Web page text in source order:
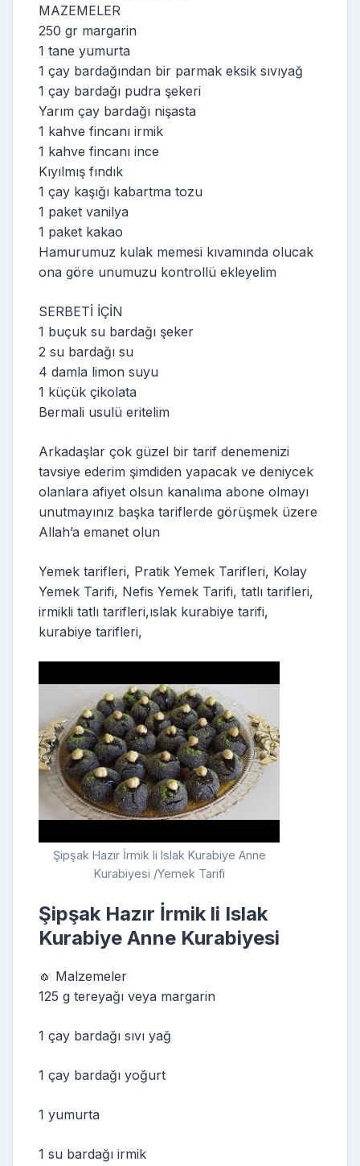
MAZEMELER
250 gr margarin
1 tane yumurta
1 çay bardağından bir parmak eksik sıvıyağ
1 çay bardağı pudra şekeri
Yarım çay bardağı nişasta
1 kahve fincanı irmik
1 kahve fincanı ince
Kıyılmış fındık
1 çay kaşığı kabartma tozu
1 paket vanilya
1 paket kakao
Hamurumuz kulak memesi kıvamında olucak
ona göre unumuzu kontrollü ekleyelim
SERBETİ İÇİN
1 buçuk su bardağı şeker
2 su bardağı su
4 damla limon suyu
1 küçük çikolata
Bermali usulü eritelim
Arkadaşlar çok güzel bir tarif denemenizi
tavsiye ederim şimdiden yapacak ve deniycek
olanlara afiyet olsun kanalıma abone olmayı
unutmayınız başka tariflerde görüşmek üzere
Allah’a emanet olun
Yemek tarifleri, Pratik Yemek Tarifleri, Kolay
Yemek Tarifi, Nefis Yemek Tarifi, tatlı tarifleri,
irmikli tatlı tarifleri,ıslak kurabiye tarifi,
kurabiye tarifleri,
Şipşak Hazır İrmik li Islak Kurabiye Anne
Kurabiyesi /Yemek Tarifi
Şipşak Hazır İrmik li Islak
Kurabiye Anne Kurabiyesi
🧄 Malzemeler
125 g tereyağı veya margarin
1 çay bardağı sıvı yağ
1 çay bardağı yoğurt
1 yumurta
1 su bardağı irmik